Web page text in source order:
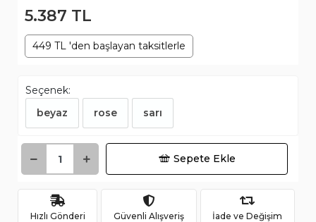
5.387 TL
449 TL 'den başlayan taksitlerle
Seçenek:
beyaz
rose sarı
Sepete Ekle
Hızlı Gönderi Güvenli Alışveriş İade ve Değişim